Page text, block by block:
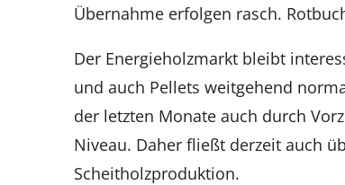
Übernahme erfolgen rasch.
Der Energieholzmarkt bleibt
und auch Pellets weitgehend
der letzten Monate auch durch
Niveau. Daher fließt derzeit auch
Scheitholzproduktion.